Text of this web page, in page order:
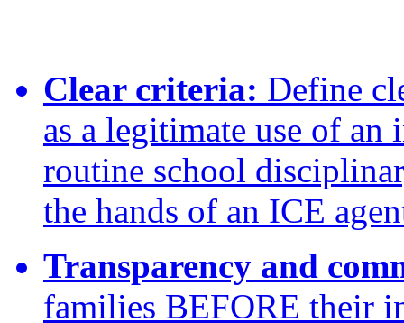
Clear criteria: Define
as a legitimate use of
routine school
the hands of an ICE
Transparency and
families BEFORE their